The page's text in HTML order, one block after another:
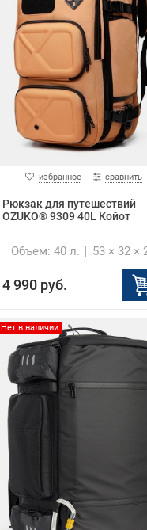
избранное сравнить
Рюкзак для путешествий
OZUKO® 9309 40L Койот
53 × 32 ×
Объем: 40 л.
4 990 руб.
Нет в наличии